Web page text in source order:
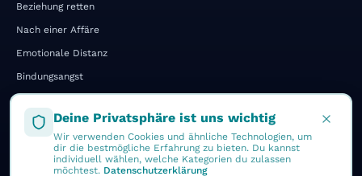
Beziehung retten
Nach einer Affäre
Emotionale Distanz
Bindungsangst
Gehen oder Bleiben
Vergleich: Holfeld vs. klassisch
Deine Privatsphäre ist uns wichtig
Wir verwenden Cookies und ähnliche Technologien, um
dir die bestmögliche Erfahrung zu bieten. Du kannst
individuell wählen, welche Kategorien du zulassen
möchtest. Datenschutzerklärung